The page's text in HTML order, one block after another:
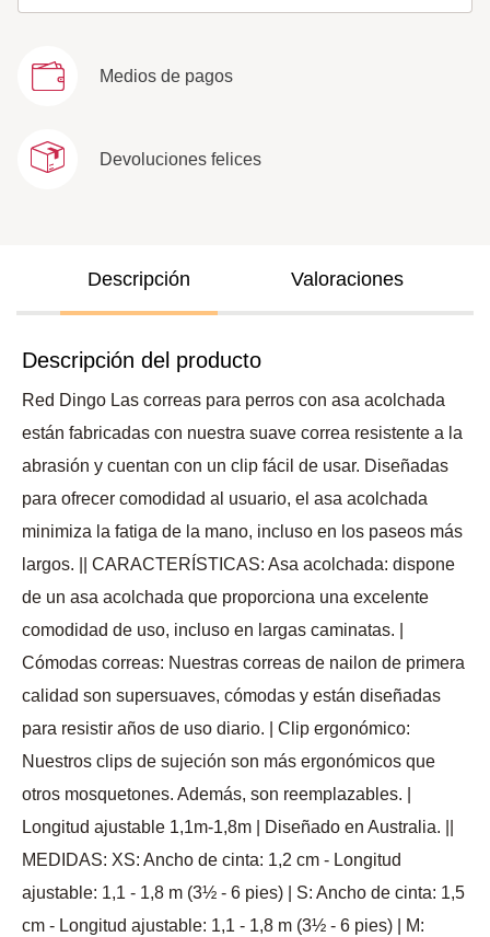
Medios de pagos
Devoluciones felices
Descripción Valoraciones
Descripción del producto
Red Dingo Las correas para perros con asa acolchada
están fabricadas con nuestra suave correa resistente a la
abrasión y cuentan con un clip fácil de usar. Diseñadas
para ofrecer comodidad al usuario, el asa acolchada
minimiza la fatiga de la mano, incluso en los paseos más
largos. || CARACTERÍSTICAS: Asa acolchada: dispone
de un asa acolchada que proporciona una excelente
comodidad de uso, incluso en largas caminatas. |
Cómodas correas: Nuestras correas de nailon de primera
calidad son supersuaves, cómodas y están diseñadas
para resistir años de uso diario. | Clip ergonómico:
Nuestros clips de sujeción son más ergonómicos que
otros mosquetones. Además, son reemplazables. |
Longitud ajustable 1,1m-1,8m | Diseñado en Australia. ||
MEDIDAS: XS: Ancho de cinta: 1,2 cm - Longitud
ajustable: 1,1 - 1,8 m (3½ - 6 pies) | S: Ancho de cinta: 1,5
cm - Longitud ajustable: 1,1 - 1,8 m (3½ - 6 pies) | M: